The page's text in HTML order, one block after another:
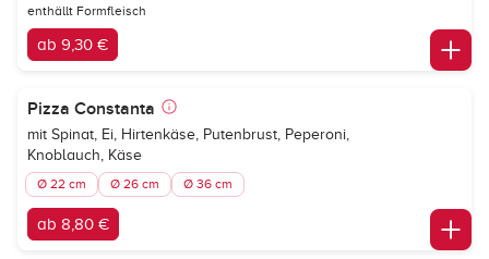
enthällt Formfleisch
ab 9,30 €
Pizza Constanta
mit Spinat, Ei, Hirtenkäse, Putenbrust, Peperoni,
Knoblauch, Käse
Ø 22 cm Ø 26 cm Ø 36 cm
ab 8,80 €